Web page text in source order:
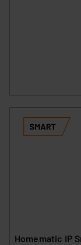
Homematic IP